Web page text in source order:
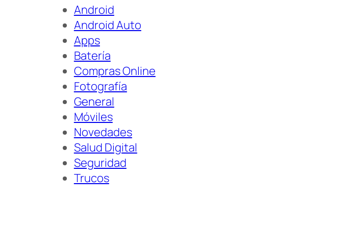
Android
Android Auto
Apps
Batería
Compras Online
Fotografía
General
Móviles
Novedades
Salud Digital
Seguridad
Trucos